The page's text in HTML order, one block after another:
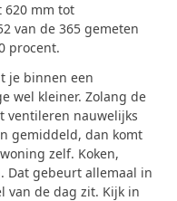
620 mm tot
van de 365 gemeten
procent.
je binnen een
wel kleiner. Zolang de
ventileren nauwelijks
gemiddeld, dan komt
zelf. Koken,
Dat gebeurt allemaal in
van de dag zit. Kijk in